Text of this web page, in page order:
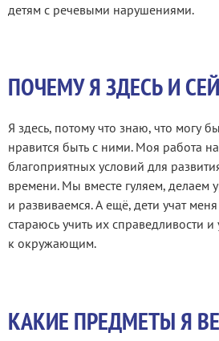
детям с речевыми нарушениями.
ПОЧЕМУ Я ЗДЕСЬ И
Я здесь, потому что знаю, что могу
нравится быть с ними. Моя работа
благоприятных условий для
времени. Мы вместе гуляем, делаем
и развиваемся. А ещё, дети учат
стараюсь учить их справедливости
к окружающим.
КАКИЕ ПРЕДМЕТЫ Я